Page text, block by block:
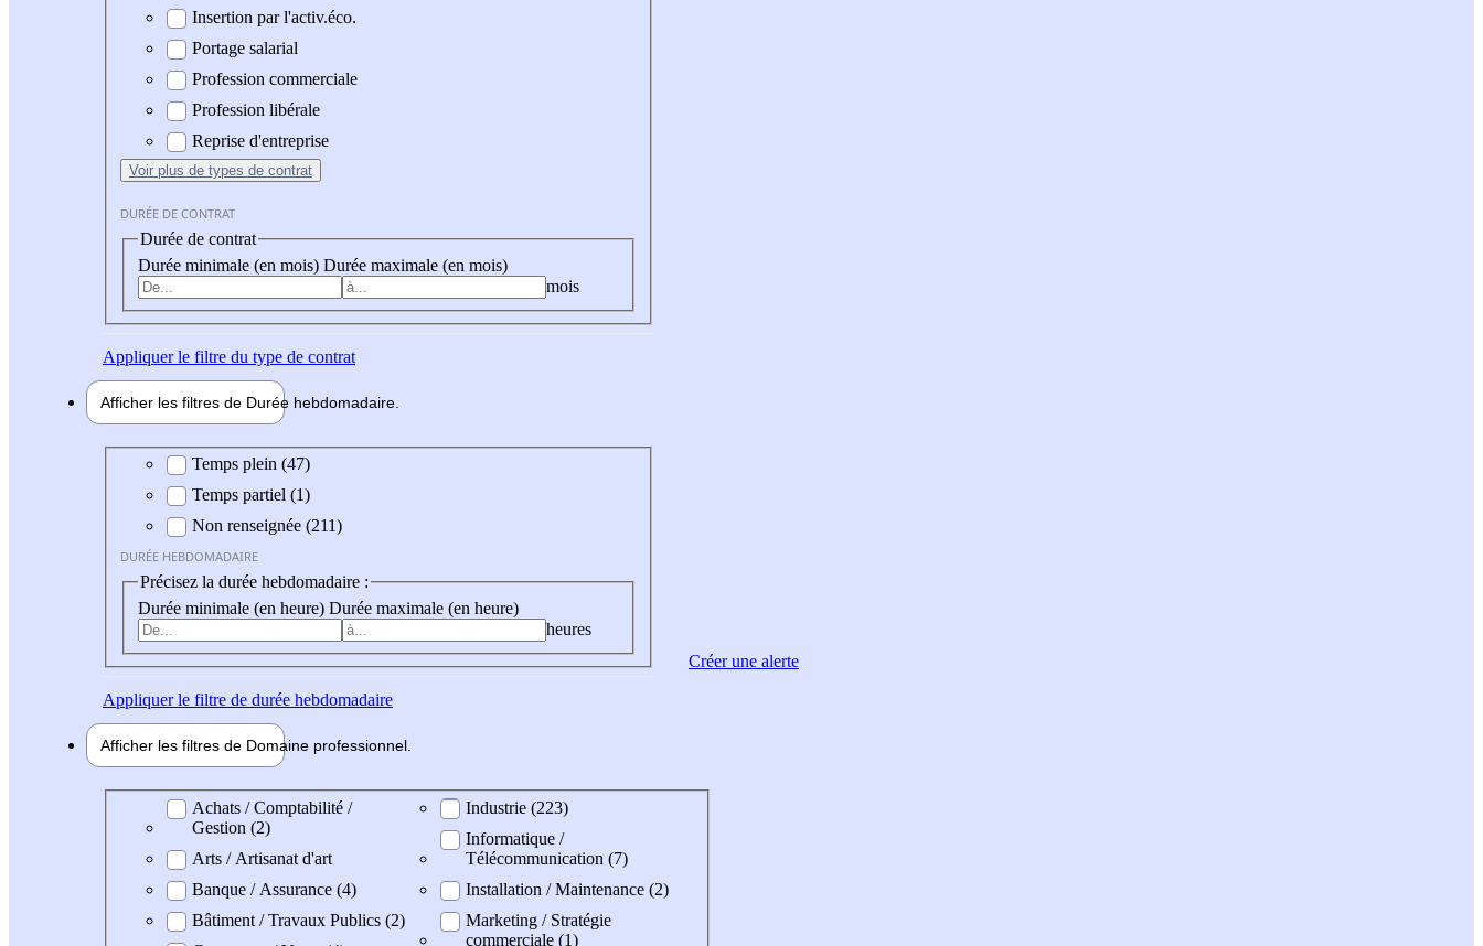
Insertion par l'activ.éco.
Portage salarial
Profession commerciale
Profession libérale
Reprise d'entreprise
Voir plus de types de contrat
DURÉE DE CONTRAT
Durée de contrat
Durée minimale (en mois) Durée maximale (en mois)
mois
Appliquerle filtre du type de contrat
Afficher les filtres de Durée hebdomadaire
Durée hebdomadaire
Temps plein (47)
Temps partiel (1)
Non renseignée (211)
DURÉE HEBDOMADAIRE
Précisez la durée hebdomadaire :
Durée minimale (en heure) Durée maximale (en heure)
heures
Appliquerle filtre de durée hebdomadaire
Afficher les filtres de Domaine professionnel
Domaine professionel
Achats / Comptabilité /
Gestion (2)
Arts / Artisanat d'art
Banque / Assurance (4)
Bâtiment / Travaux Publics (2)
Industrie (223)
Informatique /
Télécommunication (7)
Installation / Maintenance (2)
Marketing / Stratégie
commerciale (1)
Créer une alerte